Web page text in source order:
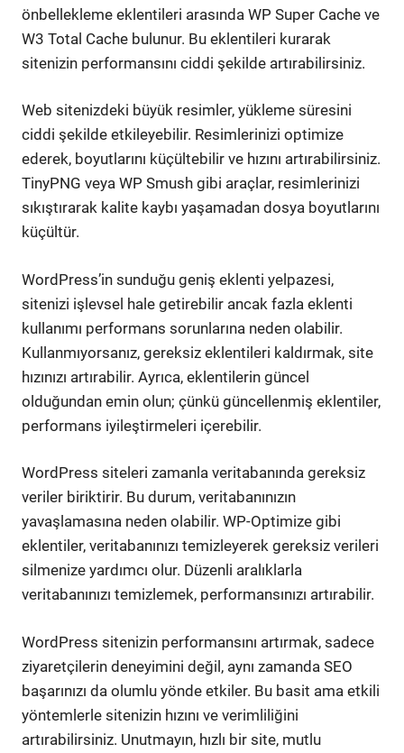
önbellekleme eklentileri arasında WP Super Cache ve
W3 Total Cache bulunur. Bu eklentileri kurarak
sitenizin performansını ciddi şekilde artırabilirsiniz.
Web sitenizdeki büyük resimler, yükleme süresini
ciddi şekilde etkileyebilir. Resimlerinizi optimize
ederek, boyutlarını küçültebilir ve hızını artırabilirsiniz.
TinyPNG veya WP Smush gibi araçlar, resimlerinizi
sıkıştırarak kalite kaybı yaşamadan dosya boyutlarını
küçültür.
WordPress’in sunduğu geniş eklenti yelpazesi,
sitenizi işlevsel hale getirebilir ancak fazla eklenti
kullanımı performans sorunlarına neden olabilir.
Kullanmıyorsanız, gereksiz eklentileri kaldırmak, site
hızınızı artırabilir. Ayrıca, eklentilerin güncel
olduğundan emin olun; çünkü güncellenmiş eklentiler,
performans iyileştirmeleri içerebilir.
WordPress siteleri zamanla veritabanında gereksiz
veriler biriktirir. Bu durum, veritabanınızın
yavaşlamasına neden olabilir. WP-Optimize gibi
eklentiler, veritabanınızı temizleyerek gereksiz verileri
silmenize yardımcı olur. Düzenli aralıklarla
veritabanınızı temizlemek, performansınızı artırabilir.
WordPress sitenizin performansını artırmak, sadece
ziyaretçilerin deneyimini değil, aynı zamanda SEO
başarınızı da olumlu yönde etkiler. Bu basit ama etkili
yöntemlerle sitenizin hızını ve verimliliğini
artırabilirsiniz. Unutmayın, hızlı bir site, mutlu